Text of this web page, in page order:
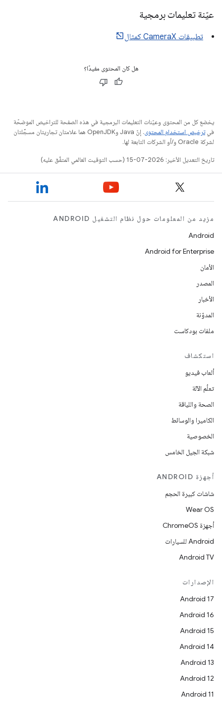
عيّنة تعليمات برمجية
تطبيقات CameraX كمثال
هل كان المحتوى مفيدًا؟
يخضع كل من المحتوى وعيّنات التعليمات البرمجية في هذه الصفحة للتراخيص الموضحّة
فيترخيص استخدام المحتوى
. إنّ Java وOpenJDK هما علامتان تجاريتان مسجَّلتان
لشركة Oracle و/أو الشركات التابعة لها.
تاريخ التعديل الأخير: 2026-07-15 (حسب التوقيت العالمي المتفَّق عليه)
مزيد من المعلومات حول نظام التشغيل ANDROID
Android
Android for Enterprise
الأمان
المصدر
الأخبار
المدوّنة
ملفات بودكاست
استكشاف
ألعاب فيديو
تعلُم الآلة
الصحة واللياقة
الكاميرا والوسائط
الخصوصية
شبكة الجيل الخامس
أجهزة ANDROID
شاشات كبيرة الحجم
Wear OS
أجهزة ChromeOS
Android للسيارات
Android TV
الإصدارات
Android 17
Android 16
Android 15
Android 14
Android 13
Android 12
Android 11